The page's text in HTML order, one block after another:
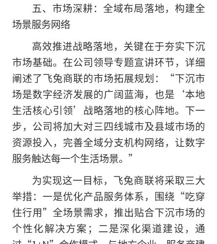
五、市场深耕：全域布局落地，构建全
场景服务网络
高效推进战略落地，关键在于夯实下沉
市场基础。在公司领导专题宣讲环节，详细
阐述了飞兔商联的市场拓展规划：“下沉市
场是数字经济发展的广阔蓝海，也是‘本地
生活核心引领’战略落地的核心阵地。下一
步，公司将加大对三四线城市及县域市场的
资源投入，完善全域分支机构网络，让数字
服务触达每一个生活场景。”
为实现这一目标，飞兔商联将采取三大
举措：一是优化产品服务体系，围绕“吃穿
住行用”全场景需求，推出贴合下沉市场的
个性化解决方案；二是深化渠道建设，通